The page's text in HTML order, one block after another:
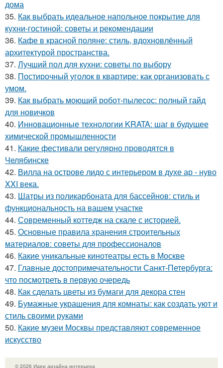
дома
35. Как выбрать идеальное напольное покрытие для
кухни-гостиной: советы и рекомендации
36. Кафе в красной поляне: стиль, вдохновлённый
архитектурой пространства.
37. Лучший пол для кухни: советы по выбору
38. Постирочный уголок в квартире: как организовать с
умом.
39. Как выбрать моющий робот-пылесос: полный гайд
для новичков
40. Инновационные технологии KRATA: шаг в будущее
химической промышленности
41. Какие фестивали регулярно проводятся в
Челябинске
42. Вилла на острове лидо с интерьером в духе ар - нуво
XXI века.
43. Шатры из поликарбоната для бассейнов: стиль и
функциональность на вашем участке
44. Современный коттедж на скале с историей.
45. Основные правила хранения строительных
материалов: советы для профессионалов
46. Какие уникальные кинотеатры есть в Москве
47. Главные достопримечательности Санкт-Петербурга:
что посмотреть в первую очередь
48. Как сделать цветы из бумаги для декора стен
49. Бумажные украшения для комнаты: как создать уют и
стиль своими руками
50. Какие музеи Москвы представляют современное
искусство
© 2026 Идеи дизайна интерьера